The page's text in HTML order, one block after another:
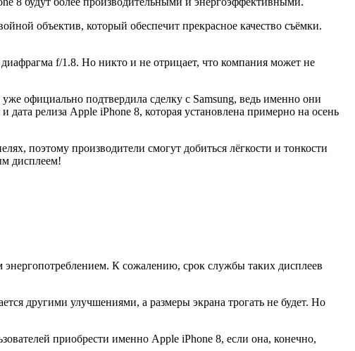
объектив, который обеспечит прекрасное качество съёмки.
f/1.8. Но никто и не отрицает, что компания может не
официально подтвердила сделку с Samsung, ведь именно они
релиза Apple iPhone 8, которая установлена примерно на осень
поэтому производители смогут добиться лёгкости и тонкости
дисплеем!
К сожалению, срок службы таких дисплеев
другими улучшениями, а размеры экрана трогать не будет. Но
приобрести именно Apple iPhone 8, если она, конечно,